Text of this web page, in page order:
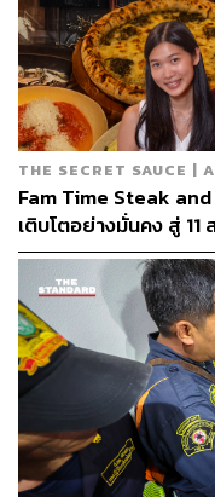
The Vibe
THE SECRET SAUCE |
Fam Time Steak
เติบโตอย่างมั่นคง สู่ 11